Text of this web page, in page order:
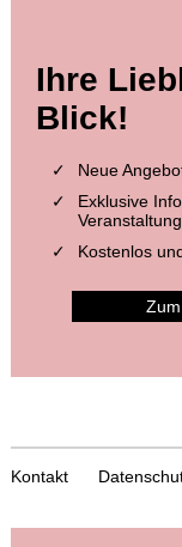
Ihre
Blick!
Neue
Exklusive
Kostenlos
Kontakt